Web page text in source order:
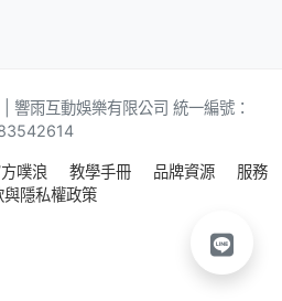
雨互動娛樂有限公司 統一編號：
噗浪 教學手冊 品牌資源
服務
與隱私權政策